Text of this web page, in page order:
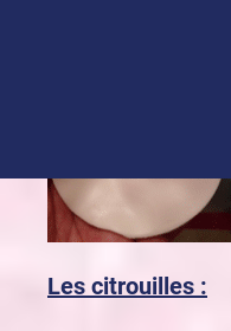
Les citrouilles :